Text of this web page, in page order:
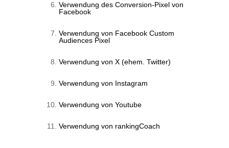
Verwendung des Conversion-Pixel von
Facebook
Verwendung von Facebook Custom
Audiences Pixel
Verwendung von X (ehem. Twitter)
Verwendung von Instagram
Verwendung von Youtube
Verwendung von rankingCoach